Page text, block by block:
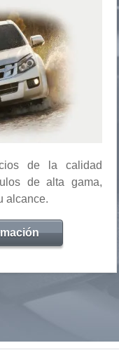
de la calidad
de alta gama,
alcance.